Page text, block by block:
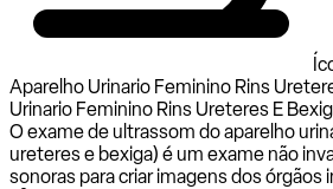
Aparelho Urinario Feminino Rins
Urinario Feminino Rins Ureteres E
O exame de ultrassom do aparelho
ureteres e bexiga) é um exame não
sonoras para criar imagens dos órgãos